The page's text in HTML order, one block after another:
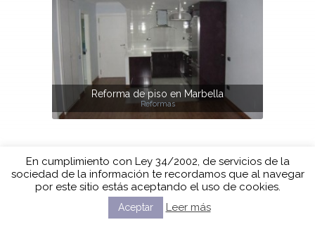
Reforma de piso en Marbella
Reformas
En cumplimiento con Ley 34/2002, de servicios de la
sociedad de la información te recordamos que al navegar
por este sitio estás aceptando el uso de cookies.
Aceptar Leer más